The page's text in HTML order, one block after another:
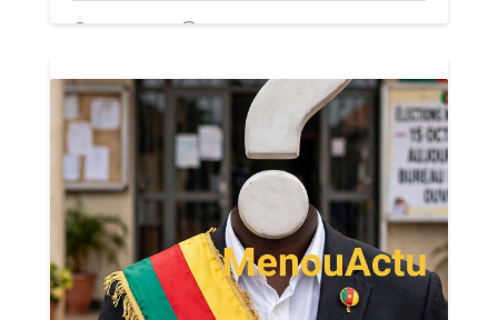
20/07/26 Par MenouActu 0